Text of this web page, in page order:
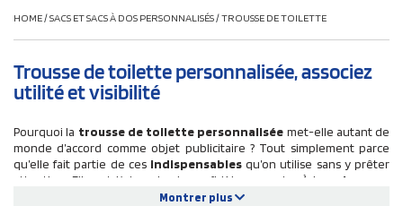
HOME/SACS ET SACS À DOS PERSONNALISÉS/TROUSSE DE TOILETTE
Trousse de toilette personnalisée, associez
utilité et visibilité
Pourquoi la trousse de toilette personnalisée met-elle autant de
monde d’accord comme objet publicitaire ? Tout simplement parce
qu’elle fait partie de ces indispensables qu’on utilise sans y prêter
attention. Elle est là tous les jours, fidèle au poste. À la
maison
vacancesou lors d’unvoyage professionnel
Montrer plus